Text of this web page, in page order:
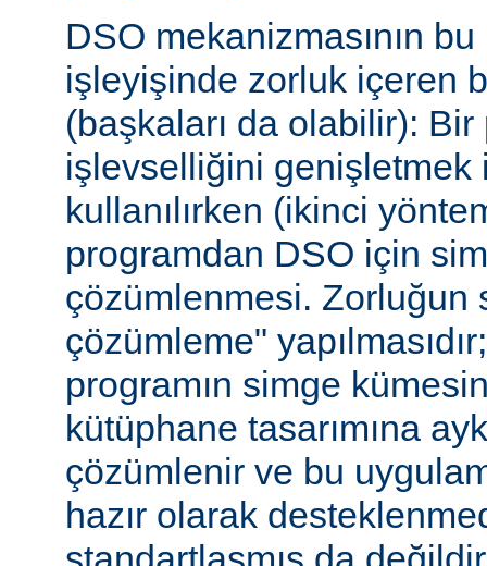
DSO mekanizmasının
işleyişinde zorluk içeren
(başkaları da olabilir): Bir
işlevselliğini genişletmek
kullanılırken (ikinci
programdan DSO için
çözümlenmesi. Zorluğun
çözümleme"
programın simge
kütüphane tasarımına
çözümlenir ve bu
hazır olarak